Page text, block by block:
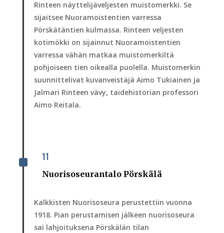
Rinteen näyttelijäveljesten muistomerkki. Se
sijaitsee Nuoramoistentien varressa
Pörskätäntien kulmassa. Rinteen veljesten
kotimökki on sijainnut Nuoramoistentien
varressa vähän matkaa muistomerkiltä
pohjoiseen tien oikealla puolella. Muistomerkin
suunnittelivat kuvanveistäjä Aimo Tukiainen ja
Jalmari Rinteen vävy, taidehistorian professori
Aimo Reitala.
^ 11
Nuorisoseurantalo Pörskälä
Kalkkisten Nuorisoseura perustettiin vuonna
1918. Pian perustamisen jälkeen nuorisoseura
sai lahjoituksena Pörskälän tilan